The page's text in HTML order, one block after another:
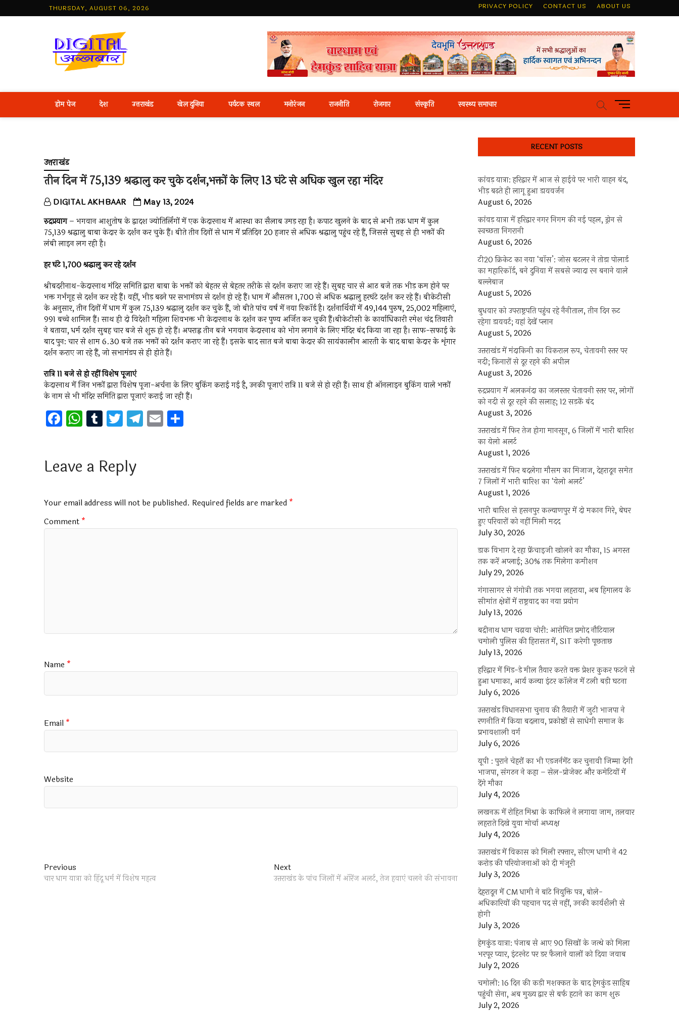
to
THURSDAY, AUGUST 06, 2026 PRIVACY POLICY CONTACT US ABOUT US
Best Hindi News Portal
होम पेज देश उत्तराखंड खेल दुनिया पर्यटक स्थल मनोरंजन राजनीति रोजगार संस्कृति स्वस्थ्य समाचार
M
e
u
u
t
उत्तराखंड
तीन दिन में 75,139 श्रद्धालु कर चुके दर्शन,भक्तों के लिए 13 घंटे से अधिक खुल रहा मंदिर
DIGITAL AKHBAAR May 13, 2024
रुद्रप्रयाग – भगवान आशुतोष के द्वादश ज्योतिर्लिंगों में एक केदारनाथ में आस्था का सैलाब उमड़ रहा है। कपाट खुलने के बाद से अभी तक धाम में कुल
75,139 श्रद्धालु बाबा केदार के दर्शन कर चुके हैं। बीते तीन दिनों से धाम में प्रतिदिन 20 हजार से अधिक श्रद्धालु पहुंच रहे हैं, जिससे सुबह से ही भक्तों की
लंबी लाइन लग रही है।
हर घंटे 1,700 श्रद्धालु कर रहे दर्शन
श्रीबदरीनाथ-केदारनाथ मंदिर समिति द्वारा बाबा के भक्तों को बेहतर से बेहतर तरीके से दर्शन कराए जा रहे हैं। सुबह चार से आठ बजे तक भीड़ कम होने पर
भक्त गर्भगृह से दर्शन कर रहे हैं। वहीं, भीड़ बढ़ने पर सभामंडप से दर्शन हो रहे हैं। धाम में औसतन 1,700 से अधिक श्रद्धालु हरघंटे दर्शन कर रहे हैं। बीकेटीसी
के अनुसार, तीन दिनों में धाम में कुल 75,139 श्रद्धालु दर्शन कर चुके हैं, जो बीते पांच वर्ष में नया रिकॉर्ड है। दर्शनार्थियों में 49,144 पुरुष, 25,002 महिलाएं,
991 बच्चे शामिल हैं। साथ ही दो विदेशी महिला शिवभक्त भी केदारनाथ के दर्शन कर पुण्य अर्जित कर चुकी हैं।बीकेटीसी के कार्याधिकारी रमेश चंद्र तिवारी
ने बताया, धर्म दर्शन सुबह चार बजे से शुरू हो रहे हैं। अपराह्न तीन बजे भगवान केदारनाथ को भोग लगाने के लिए मंदिर बंद किया जा रहा है। साफ-सफाई के
बाद पुन: चार से शाम 6.30 बजे तक भक्तों को दर्शन कराए जा रहे हैं। इसके बाद सात बजे बाबा केदार की सायंकालीन आरती के बाद बाबा केदार के शृंगार
दर्शन कराए जा रहे हैं, जो सभामंडप से ही होते हैं।
रात्रि 11 बजे से हो रहीं विशेष पूजाएं
केदारनाथ में जिन भक्तों द्वारा विशेष पूजा-अर्चना के लिए बुकिंग कराई गई है, उनकी पूजाएं रात्रि 11 बजे से हो रही हैं। साथ ही ऑनलाइन बुकिंग वाले भक्तों
के नाम से भी मंदिर समिति द्वारा पूजाएं कराई जा रही हैं।
F
a
b
o
k
W
h
s
p
p
T
u
bl
T
wi
er
T
el
m
E
m
Leave a Reply
Your email address will not be published. Required fields are marked *
Comment *
Name *
Email *
Website
Post
navigation
Previous
post:
चार धाम यात्रा को हिंदू धर्म में विशेष महत्व
NextNext
post:
उत्तराखंड के पांच जिलों में ऑरेंज अलर्ट, तेज हवाएं चलने की संभावना
RECENT POSTS
कांवड़ यात्रा: हरिद्वार में आज से हाईवे पर भारी वाहन बंद,
भीड़ बढ़ते ही लागू हुआ डायवर्जन
August 6, 2026
कांवड़ यात्रा में हरिद्वार नगर निगम की नई पहल, ड्रोन से
स्वच्छता निगरानी
August 6, 2026
टी20 क्रिकेट का नया ‘बॉस’: जोस बटलर ने तोड़ा पोलार्ड
का महारिकॉर्ड, बने दुनिया में सबसे ज्यादा रन बनाने वाले
बल्लेबाज
August 5, 2026
बुधवार को उपराष्ट्रपति पहुंच रहे नैनीताल, तीन दिन रूट
रहेगा डायवर्ट; यहां देखें प्‍लान
August 5, 2026
उत्तराखंड में मंदाकिनी का विकराल रूप, चेतावनी स्तर पर
नदी; किनारों से दूर रहने की अपील
August 3, 2026
रुद्रप्रयाग में अलकनंदा का जलस्तर चेतावनी स्तर पर, लोगों
को नदी से दूर रहने की सलाह; 12 सड़कें बंद
August 3, 2026
उत्तराखंड में फिर तेज होगा मानसून, 6 जिलों में भारी बारिश
का येलो अलर्ट
August 1, 2026
उत्तराखंड में फिर बदलेगा मौसम का मिजाज, देहरादून समेत
7 जिलों में भारी बारिश का ‘येलो अलर्ट’
August 1, 2026
भारी बारिश से हसनपुर कल्याणपुर में दो मकान गिरे, बेघर
हुए परिवारों को नहीं मिली मदद
July 30, 2026
डाक विभाग दे रहा फ्रेंचाइजी खोलने का मौका, 15 अगस्त
तक करें अप्लाई; 30% तक मिलेगा कमीशन
July 29, 2026
गंगासागर से गंगोत्री तक भगवा लहराया, अब हिमालय के
सीमांत क्षेत्रों में राष्ट्रवाद का नया प्रयोग
July 13, 2026
बद्रीनाथ धाम चढ़ावा चोरी: आरोपित प्रमोद नौटियाल
चमोली पुलिस की हिरासत में, SIT करेगी पूछताछ
July 13, 2026
हरिद्वार में मिड-डे मील तैयार करते वक्त प्रेशर कुकर फटने से
हुआ धमाका, आर्य कन्या इंटर कॉलेज में टली बड़ी घटना
July 6, 2026
उत्तराखंंड विधानसभा चुनाव की तैयारी में जुटी भाजपा ने
रणनीति में किया बदलाव, प्रकोष्ठों से साधेगी समाज के
प्रभावशाली वर्ग
July 6, 2026
यूपी : पुराने चेहरों का भी एडजर्नमेंट कर चुनावी जिम्मा देगी
भाजपा, संगठन ने कहा – सेल-प्रोजेक्ट और कमेटियों में
देंगे मौका
July 4, 2026
लखनऊ में रोहित मिश्रा के काफिले ने लगाया जाम, तलवार
लहराते दिखे युवा मोर्चा अध्यक्ष
July 4, 2026
उत्तराखंड में विकास को मिली रफ्तार, सीएम धामी ने 42
करोड़ की परियोजनाओं को दी मंजूरी
July 3, 2026
देहरादून में CM धामी ने बांटे नियुक्ति पत्र, बोले-
अधिकारियों की पहचान पद से नहीं, उनकी कार्यशैली से
होगी
July 3, 2026
हेमकुंड यात्रा: पंजाब से आए 90 सिखों के जत्थे को मिला
भरपूर प्यार, इंटरनेट पर डर फैलाने वालों को दिया जवाब
July 2, 2026
चमोली: 16 दिन की कड़ी मशक्कत के बाद हेमकुंड साहिब
पहुंची सेना, अब मुख्य द्वार से बर्फ हटाने का काम शुरू
July 2, 2026